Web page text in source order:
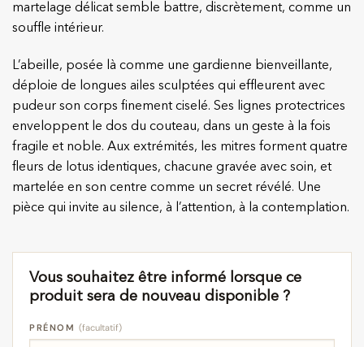
martelage délicat semble battre, discrètement, comme un
souffle intérieur.
L’abeille, posée là comme une gardienne bienveillante,
déploie de longues ailes sculptées qui effleurent avec
pudeur son corps finement ciselé. Ses lignes protectrices
enveloppent le dos du couteau, dans un geste à la fois
fragile et noble. Aux extrémités, les mitres forment quatre
fleurs de lotus identiques, chacune gravée avec soin, et
martelée en son centre comme un secret révélé. Une
pièce qui invite au silence, à l’attention, à la contemplation.
Vous souhaitez être informé lorsque ce
produit sera de nouveau disponible ?
PRÉNOM (facultatif)